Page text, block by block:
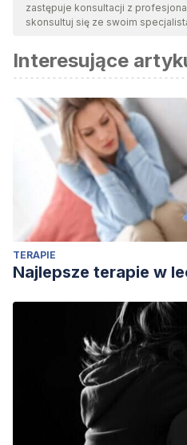
jakości, wiarygodności,
względem naukowym lub
Leyva-Vázquez, M. (2018).
perspectivas y papel de la
contemporáneos,
Artificial: retos, perspectivas
(Conferencia Magistral). |
Educación, Política y Valores
zastępuje konsultacji z
skonsultuj się ze swoim
Interesujące
TERAPIE
Najlepsze terapie w